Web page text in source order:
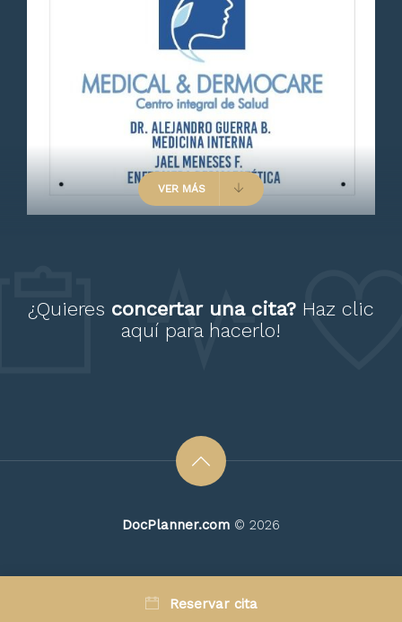
Muy buen doctor .una
excelente profesional muy
dedicado a su paciente un 100.
posibles causas
VER MÁS
¿Quieres concertar una cita? Haz clic
aquí para hacerlo!
DocPlanner.com © 2026
Reservar cita